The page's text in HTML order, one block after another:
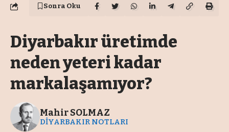
Sonra Oku
Diyarbakır üretimde
neden yeteri kadar
markalaşamıyor?
Mahir SOLMAZ
DİYARBAKIR NOTLARI